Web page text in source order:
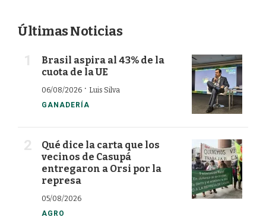
Últimas Noticias
Brasil aspira al 43% de la
cuota de la UE
06/08/2026 · Luis Silva
GANADERÍA
Qué dice la carta que los
vecinos de Casupá
entregaron a Orsi por la
represa
05/08/2026
AGRO